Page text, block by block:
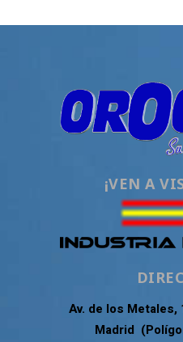
¡VEN A
Av. de los Metales,
Madrid